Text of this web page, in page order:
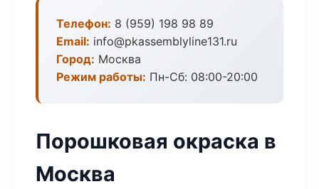
Телефон: 8 (959) 198 98 89
Email: info@pkassemblyline131.ru
Город: Москва
Режим работы: Пн-Сб: 08:00-20:00
Порошковая окраска в
Москва